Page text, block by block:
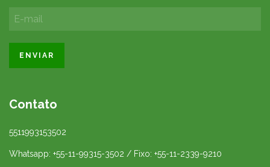
Contato
5511993153502
Whatsapp: +55-11-99315-3502 / Fixo: +55-11-2339-9210